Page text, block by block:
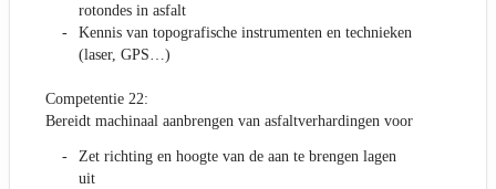
rotondes in asfalt
Kennis van topografische instrumenten en technieken
(laser, GPS…)
Competentie 22:
Bereidt machinaal aanbrengen van asfaltverhardingen voor
Zet richting en hoogte van de aan te brengen lagen
uit